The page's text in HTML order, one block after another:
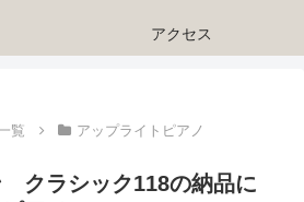
アクセス
覧 アップライトピアノ
クラシック118の納品に